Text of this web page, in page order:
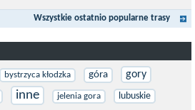
Wszystkie ostatnio popularne trasy
bystrzyca kłodzka góra gory
inne jelenia gora lubuskie